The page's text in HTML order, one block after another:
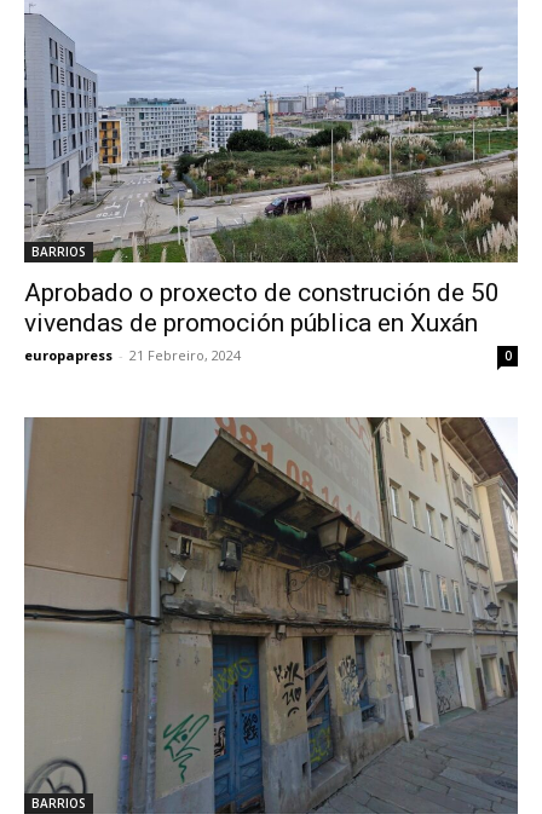
BARRIOS
Aprobado o proxecto de construción de 50
vivendas de promoción pública en Xuxán
europapress - 21 Febreiro, 2024 0
BARRIOS